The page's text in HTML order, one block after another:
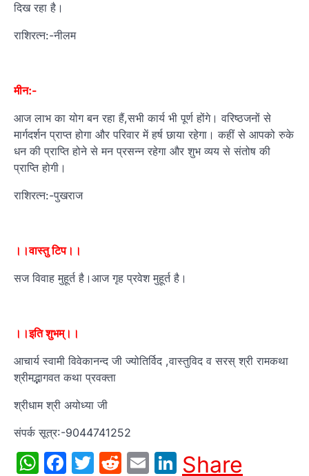
दिख रहा है।
राशिरत्न:-नीलम
मीन:-
आज लाभ का योग बन रहा हैं,सभी कार्य भी पूर्ण होंगे। वरिष्‍ठजनों से
मार्गदर्शन प्राप्‍त होगा और परिवार में हर्ष छाया रहेगा। कहीं से आपको रुके
धन की प्राप्ति होने से मन प्रसन्‍न रहेगा और शुभ व्‍यय से संतोष की
प्राप्ति होगी।
राशिरत्न:-पुखराज
।।वास्तु टिप।।
सज विवाह मुहूर्त है।आज गृह प्रवेश मुहूर्त है।
।।इति शुभम्।।
आचार्य स्वामी विवेकानन्द जी ज्योतिर्विद ,वास्तुविद व सरस् श्री रामकथा
श्रीमद्भागवत कथा प्रवक्ता
श्रीधाम श्री अयोध्या जी
संपर्क सूत्र:-9044741252
WhatsApp
Facebook
Twitter
Reddit
EmailLinkedIn
Share